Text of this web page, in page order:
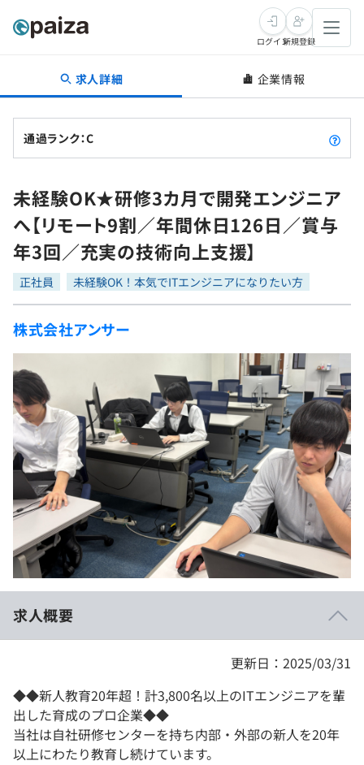
転職・キャリア
転職成功ガイド
転職エージェント
インタビュー
転職成功ガイド
新卒就活
求人検索
本選考
インターン
新卒エージェント
イベント・セミナー
インタビュー
就活成功ガイド
学習
問題集
4択課題
リファレンス
プラン
個人向けプラン
法人向けプラン
学校向けプラン
契約内容・クーポン
プログラミング言語
再チャレンジ結果一覧
ゲーム・マンガ
Tech Team Journal
paiza times
note
paizaとは？
ログイン新規登録
求人詳細 企業情報
通過ランク：C
未経験OK★研修3カ月で開発エンジニア
へ【リモート9割／年間休日126日／賞与
年3回／充実の技術向上支援】
正社員 未経験OK！本気でITエンジニアになりたい方
株式会社アンサー
求人概要
更新日：2025/03/31
◆◆新人教育20年超！計3,800名以上のITエンジニアを輩
出した育成のプロ企業◆◆
当社は自社研修センターを持ち内部・外部の新人を20年
以上にわたり教育し続けています。